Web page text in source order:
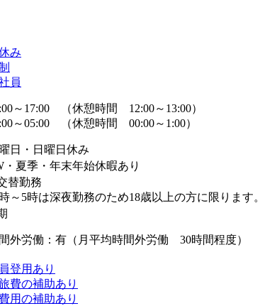
み
員
～17:00 （休憩時間 12:00～13:00）
～05:00 （休憩時間 00:00～1:00）
日・日曜日休み
夏季・年末年始休暇あり
替勤務
～5時は深夜勤務のため18歳以上の方に限ります。
外労働：有（月平均時間外労働 30時間程度）
登用あり
費の補助あり
用の補助あり